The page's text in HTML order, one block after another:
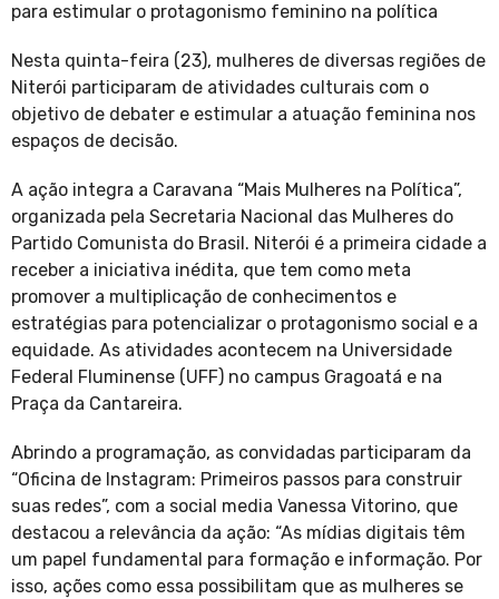
para estimular o protagonismo feminino na política
Nesta quinta-feira (23), mulheres de diversas regiões de
Niterói participaram de atividades culturais com o
objetivo de debater e estimular a atuação feminina nos
espaços de decisão.
A ação integra a Caravana “Mais Mulheres na Política”,
organizada pela Secretaria Nacional das Mulheres do
Partido Comunista do Brasil. Niterói é a primeira cidade a
receber a iniciativa inédita, que tem como meta
promover a multiplicação de conhecimentos e
estratégias para potencializar o protagonismo social e a
equidade. As atividades acontecem na Universidade
Federal Fluminense (UFF) no campus Gragoatá e na
Praça da Cantareira.
Abrindo a programação, as convidadas participaram da
“Oficina de Instagram: Primeiros passos para construir
suas redes”, com a social media Vanessa Vitorino, que
destacou a relevância da ação: “As mídias digitais têm
um papel fundamental para formação e informação. Por
isso, ações como essa possibilitam que as mulheres se